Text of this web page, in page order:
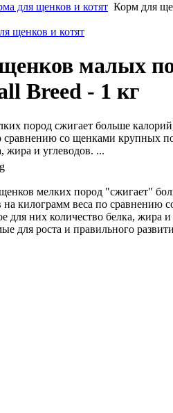
для щенков и котят Корм для
щенков и котят
малых
Breed - 1 кг
пород сжигает больше
сравнению со щенками крупных
жира и углеводов. ...
мелких пород "сжигает"
на килограмм веса по сравнению
для них количество белка,
для роста и правильного